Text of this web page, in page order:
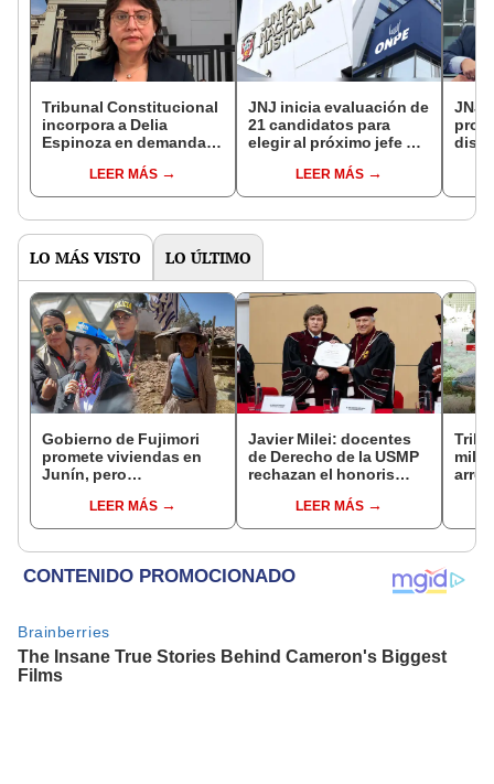
Tribunal Constitucional
incorpora a Delia
Espinoza en demanda
contra el Poder Judicial
LEER MÁS
JNJ inicia evaluación de
21 candidatos para
elegir al próximo jefe de
LEER MÁS
JNJ
LO MÁS VISTO LO ÚLTIMO
Gobierno de Fujimori
promete viviendas en
Junín, pero
se quejan por la lentitud
LEER MÁS
Javier Milei: docentes
de Derecho de la USMP
rechazan el honoris
presidente de Argentina
LEER MÁS